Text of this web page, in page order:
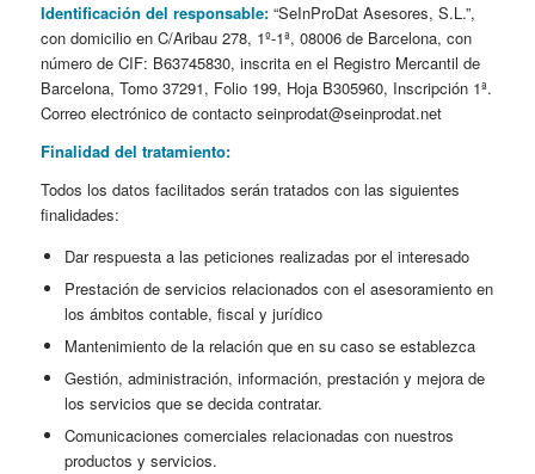
Identificación del responsable:“SeInProDat Asesores, S.L.”,
con domicilio en C/Aribau 278, 1º-1ª, 08006 de Barcelona, con
número de CIF: B63745830, inscrita en el Registro Mercantil de
Barcelona, Tomo 37291, Folio 199, Hoja B305960, Inscripción 1ª.
Correo electrónico de contacto seinprodat@seinprodat.net
Finalidad del tratamiento:
Todos los datos facilitados serán tratados con las siguientes
finalidades:
Dar respuesta a las peticiones realizadas por el interesado
Prestación de servicios relacionados con el asesoramiento en
los ámbitos contable, fiscal y jurídico
Mantenimiento de la relación que en su caso se establezca
Gestión, administración, información, prestación y mejora de
los servicios que se decida contratar.
Comunicaciones comerciales relacionadas con nuestros
productos y servicios.